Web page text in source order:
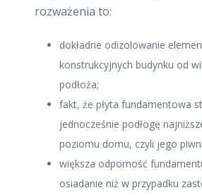
rozważenia to:
dokładne odizolowanie
konstrukcyjnych budynku od
podłoża;
fakt, że płyta fundamentowa
jednocześnie podłogę
poziomu domu, czyli jego
większa odporność
osiadanie niż w przypadku